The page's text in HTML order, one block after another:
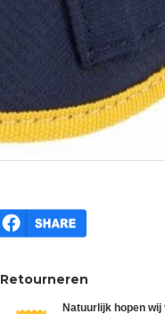
Retourneren
Natuurlijk hopen